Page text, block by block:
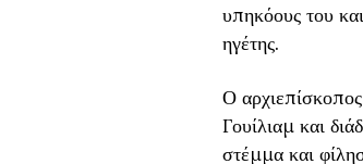
υπηκόους του
ηγέτης.
Ο
Γουίλιαμ και
στέμμα και